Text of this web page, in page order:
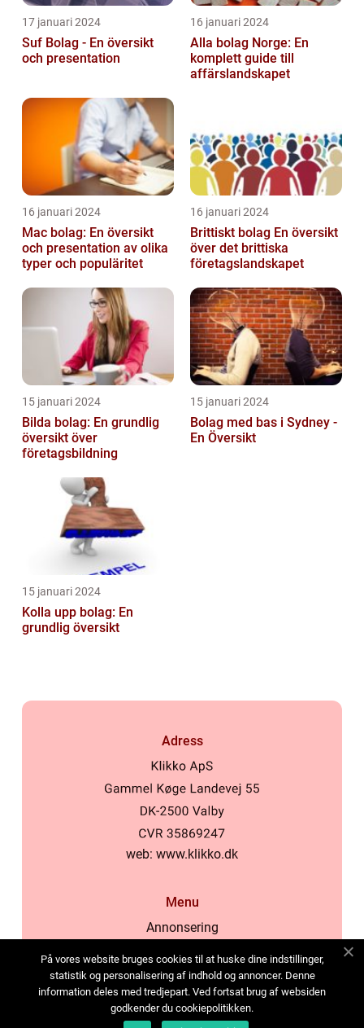
17 januari 2024
Suf Bolag - En översikt
och presentation
16 januari 2024
Alla bolag Norge: En
komplett guide till
affärslandskapet
16 januari 2024
Mac bolag: En översikt
och presentation av olika
typer och populäritet
16 januari 2024
Brittiskt bolag En översikt
över det brittiska
företagslandskapet
15 januari 2024
Bilda bolag: En grundlig
översikt över
företagsbildning
15 januari 2024
Bolag med bas i Sydney -
En Översikt
15 januari 2024
Kolla upp bolag: En
grundlig översikt
Adress
web: www.klikko.dk
Menu
Annonsering
Cookies
Kontakta oss
Sitemap
På vores website bruges cookies til at huske dine indstillinger,
statistik og personalisering af indhold og annoncer. Denne
information deles med tredjepart. Ved fortsat brug af websiden
godkender du cookiepolitikken.